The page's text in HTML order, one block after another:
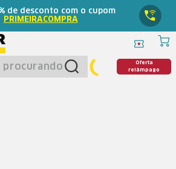
de desconto com o cupom
PRIMEIRACOMPRA
Oferta
relâmpago